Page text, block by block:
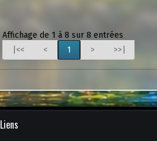
Affichage de 1 à 8 sur 8 entrées
|<<
< 1 > >>|
Liens